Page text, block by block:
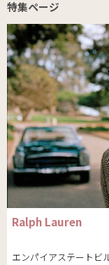
特集ページ
Ralph Lauren
エンパイアステートビ